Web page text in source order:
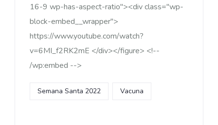
16-9 wp-has-aspect-ratio"><div class="wp-
block-embed__wrapper">
https://www.youtube.com/watch?
v=6MI_f2RK2mE </div></figure> <!--
/wp:embed -->
Semana Santa 2022 Vacuna